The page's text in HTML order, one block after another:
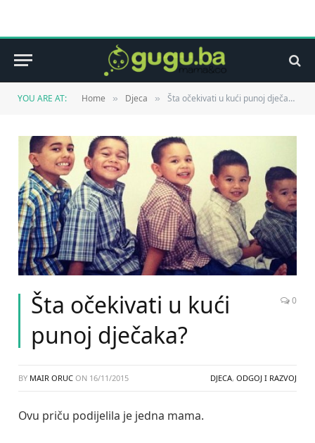
YOU ARE AT: Home » Djeca » Šta očekivati u kući punoj dječaka?
Šta očekivati u kući
punoj dječaka?
0
BY MAIR ORUC ON 16/11/2015 DJECA, ODGOJ I RAZVOJ
Ovu priču podijelila je jedna mama.